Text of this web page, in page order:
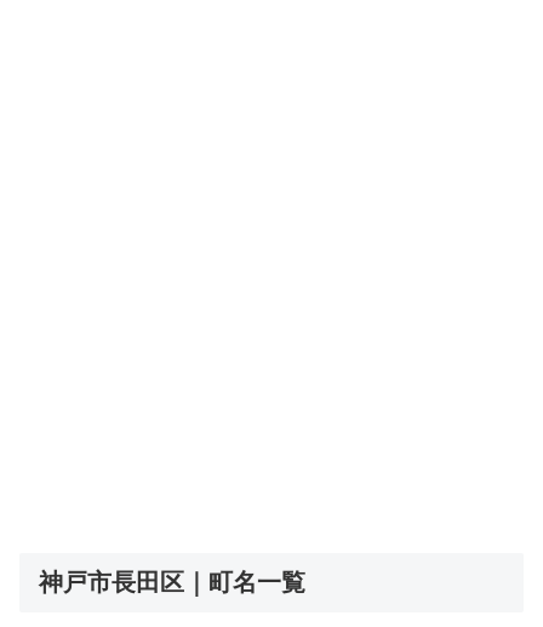
神戸市長田区｜町名一覧